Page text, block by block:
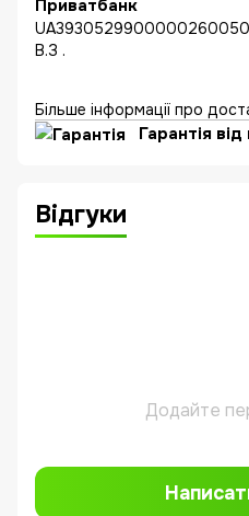
Приватбанк
В.З .
Більше інформації про
Гарантія
Відгуки
Додайте